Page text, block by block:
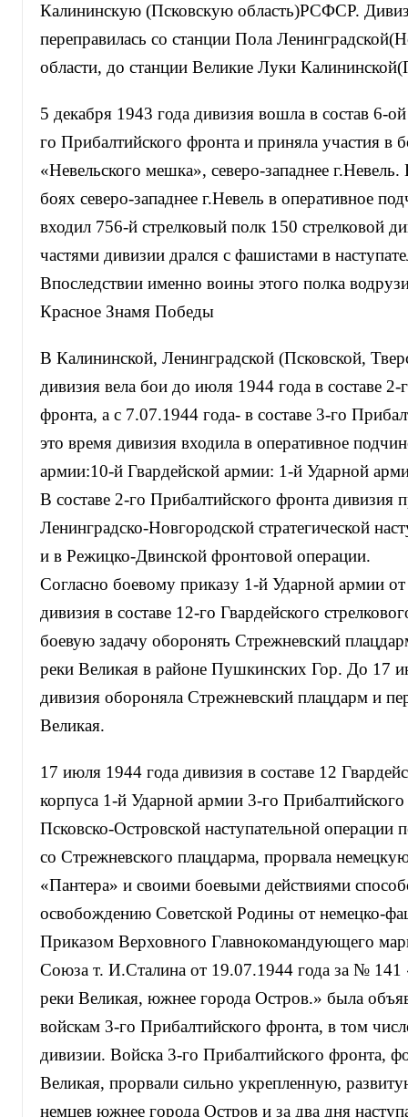
Калининскую (Псковскую область)РСФСР.
переправилась со станции Пола
области, до станции Великие Луки
5 декабря 1943 года дивизия вошла в состав 6-
го Прибалтийского фронта и приняла участия в
«Невельского мешка», северо-западнее
боях северо-западнее г.Невель в оперативное
входил 756-й стрелковый полк 150 стрелковой
частями дивизии дрался с фашистами в
Впоследствии именно воины этого полка
Красное Знамя Победы
В Калининской, Ленинградской (Псковской,
дивизия вела бои до июля 1944 года в составе 2-
фронта, а с 7.07.1944 года- в составе 3-го
это время дивизия входила в оперативное
армии:10-й Гвардейской армии: 1-й Ударной
В составе 2-го Прибалтийского фронта дивизия
Ленинградско-Новгородской стратегической
и в Режицко-Двинской фронтовой операции.
Согласно боевому приказу 1-й Ударной армии
дивизия в составе 12-го Гвардейского
боевую задачу оборонять Стрежневский
реки Великая в районе Пушкинских Гор. До 17
дивизия обороняла Стрежневский плацдарм и
Великая.
17 июля 1944 года дивизия в составе 12
корпуса 1-й Ударной армии 3-го
Псковско-Островской наступательной операции
со Стрежневского плацдарма, прорвала
«Пантера» и своими боевыми действиями
освобождению Советской Родины от немецко-
Приказом Верховного Главнокомандующего
Союза т. И.Сталина от 19.07.1944 года за №
реки Великая, южнее города Остров.» была
войскам 3-го Прибалтийского фронта, в том
дивизии. Войска 3-го Прибалтийского фронта,
Великая, прорвали сильно укрепленную,
немцев южнее города Остров и за два дня